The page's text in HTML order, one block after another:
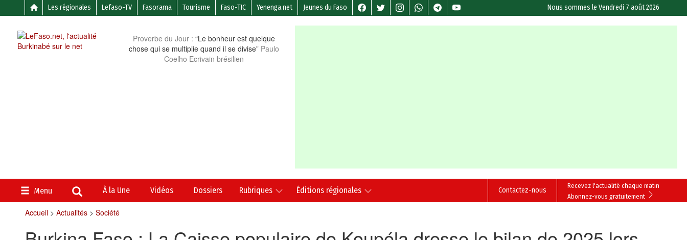
Les régionales Lefaso-TV Fasorama Tourisme Faso-TIC Yenenga.net Jeunes du Faso Nous sommes leVendredi 7 août 2026
Proverbe du Jour : “Le bonheur est quelque
chose qui se multiplie quand il se divise” Paulo
Coelho Ecrivain brésilien
Menu À la Une Vidéos Dossiers Rubriques Éditions régionales
Recevez l'actualité chaque matin
Abonnez-vous gratuitement
Contactez-nous
Accueil> Actualités> Société